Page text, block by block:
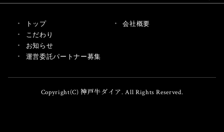
トップ
こだわり
お知らせ
運営委託パートナー募集
会社概要
Copyright(C) 神戸牛ダイア. All Rights Reserved.